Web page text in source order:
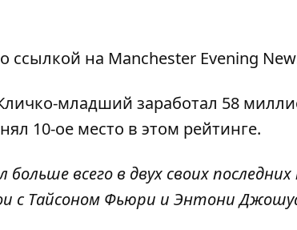
ссылкой на Manchester Evening
младший заработал 58
10-ое место в этом рейтинге.
всего в двух своих последних
с Тайсоном Фьюри и Энтони